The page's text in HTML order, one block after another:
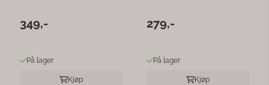
349,-
På lager
Kjøp
279,-
På lager
Kjøp